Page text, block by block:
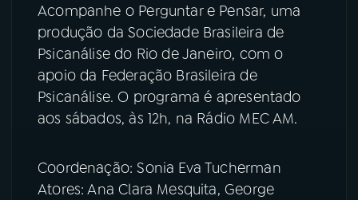
ACOMPANHE A RÁDIO MEC
YouTube Facebook
Instagram X
Acompanhe o Perguntar e Pensar, uma
produção da Sociedade Brasileira de
Psicanálise do Rio de Janeiro, com o
apoio da Federação Brasileira de
Psicanálise. O programa é apresentado
aos sábados, às 12h, na Rádio MEC AM.
Coordenação: Sonia Eva Tucherman
Atores: Ana Clara Mesquita, George